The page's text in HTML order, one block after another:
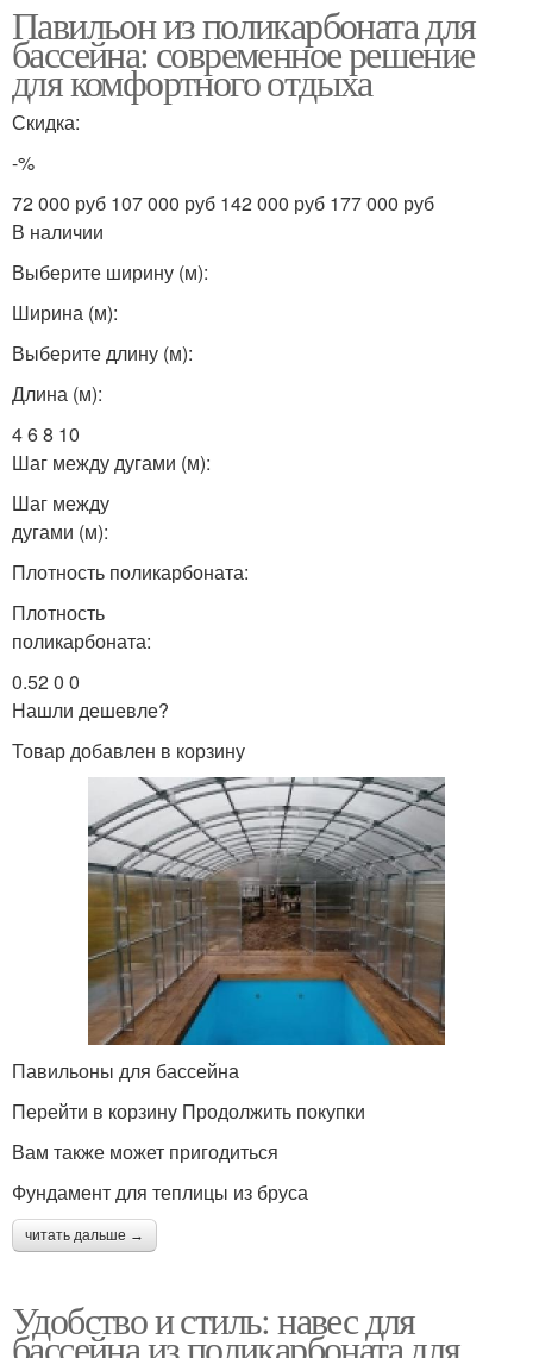
Павильон из поликарбоната для
бассейна: современное решение
для комфортного отдыха
Скидка:
-%
72 000 руб 107 000 руб 142 000 руб 177 000 руб
В наличии
Выберите ширину (м):
Ширина (м):
Выберите длину (м):
Длина (м):
4 6 8 10
Шаг между дугами (м):
Шаг между
дугами (м):
Плотность поликарбоната:
Плотность
поликарбоната:
0.52 0 0
Нашли дешевле?
Товар добавлен в корзину
Павильоны для бассейна
Перейти в корзину Продолжить покупки
Вам также может пригодиться
Фундамент для теплицы из бруса
читать дальше →
Удобство и стиль: навес для